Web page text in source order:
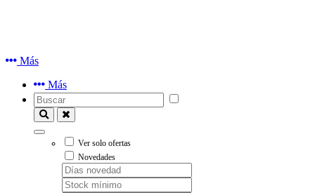
Más
Más
Ver solo ofertas
Novedades